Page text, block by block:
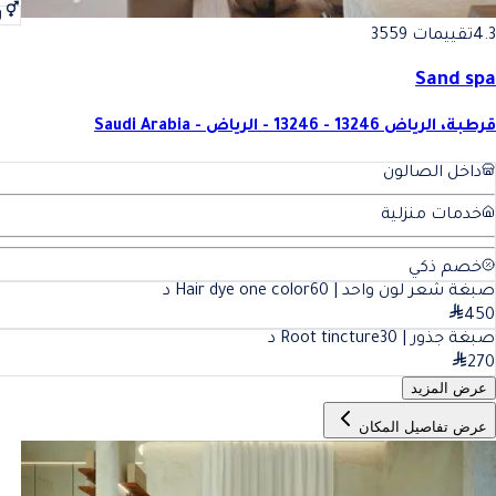
4.3تقييمات 3559
Sand spa
قرطبة، الرياض 13246 - 13246 - الرياض - Saudi Arabia
داخل الصالون
خدمات منزلية
خصم ذكي
صبغة شعر لون واحد | Hair dye one color 60
د
450
صبغة جذور | Root tincture 30
د
270
عرض المزيد
عرض تفاصيل المكان